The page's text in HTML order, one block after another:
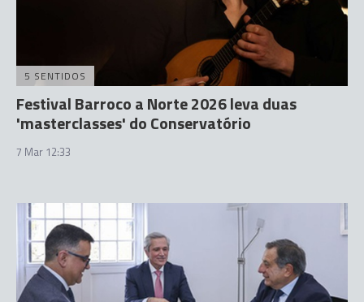
5 SENTIDOS
Festival Barroco a Norte 2026 leva duas
'masterclasses' do Conservatório
7 Mar 12:33